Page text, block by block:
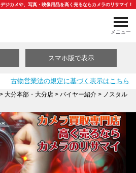
ジカメや、写真・映像用品を高く売るならカメラのリサマイ！
メニュー
スマホ版で表示
古物営業法の規定に基づく表示はこちら
> 大分本部・大分店> バイヤー紹介> ノスタル